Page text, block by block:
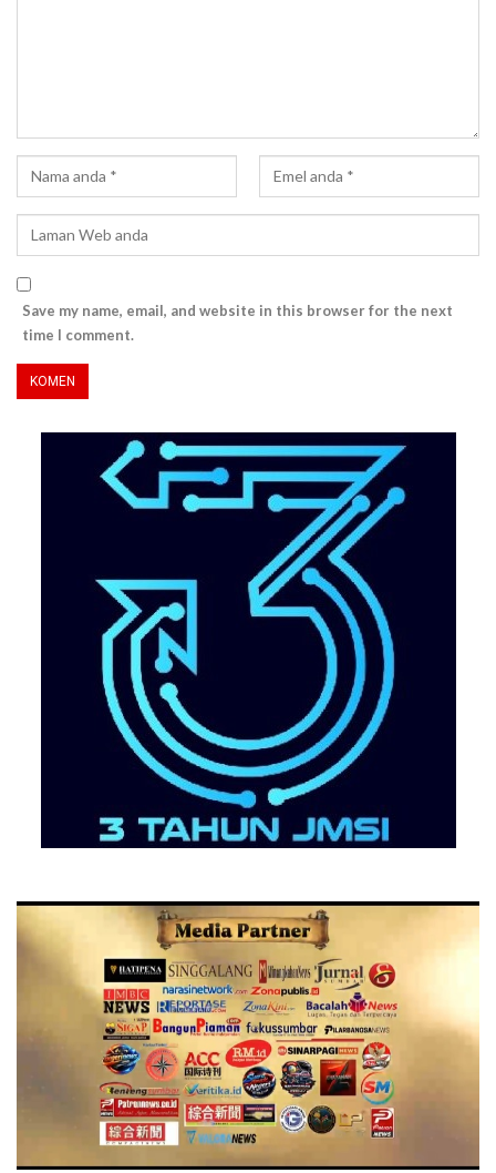
Save my name, email, and website in this browser for the next
time I comment.